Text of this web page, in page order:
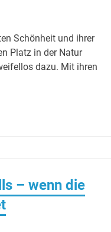
Schönheit und ihrer
Platz in der Natur
dazu. Mit ihren
– wenn die